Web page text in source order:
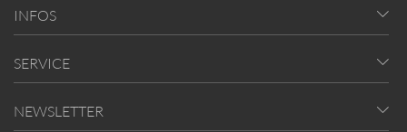
INFOS
SERVICE
NEWSLETTER